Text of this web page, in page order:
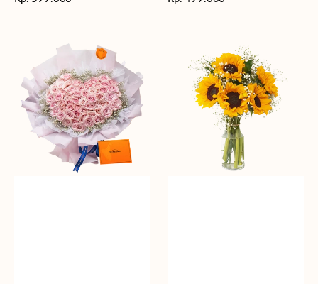
Sunshine